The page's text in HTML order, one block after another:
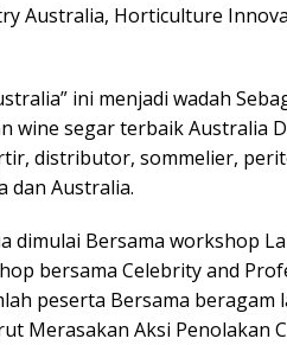
Australia, Horticulture
ini menjadi wadah
wine segar terbaik Australia
distributor, sommelier,
dan Australia.
dimulai Bersama workshop
bersama Celebrity and
peserta Bersama beragam
Merasakan Aksi Penolakan